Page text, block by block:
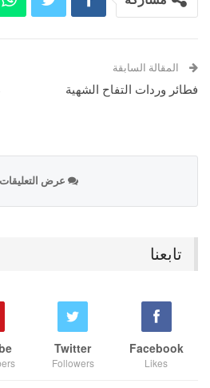
المقالة السابقة
فطائر وردات التفاح الشهية
عرض التعليقات
تابعنا
Facebook
Likes
Twitter
Followers